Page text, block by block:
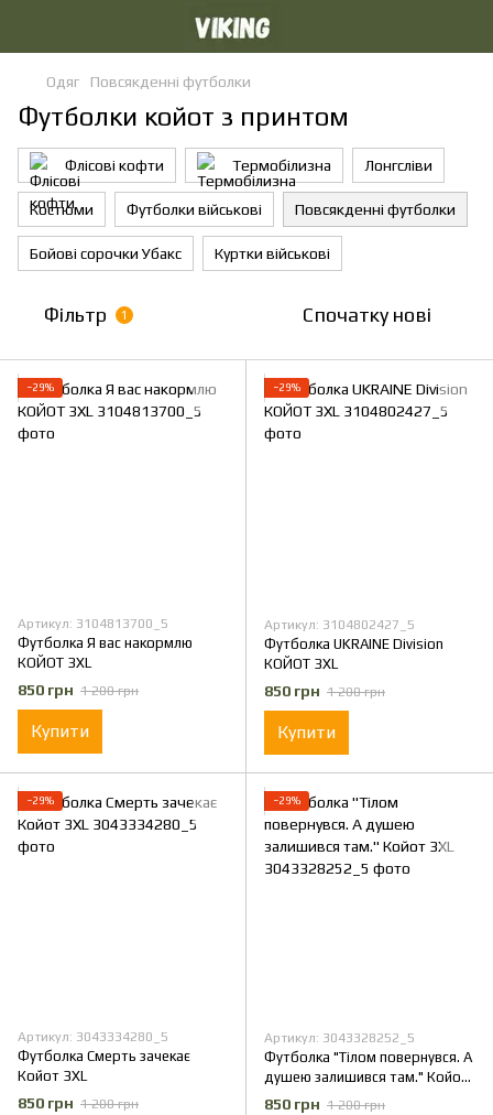
Одяг Повсякденні футболки
Футболки койот з принтом
Флісові кофти Термобілизна Лонгсліви
Костюми Футболки військові Повсякденні футболки
Бойові сорочки Убакс Куртки військові
Фільтр 1 Спочатку нові
−29%
Артикул: 3104813700_5
Футболка Я вас накормлю
КОЙОТ 3XL
850 грн 1 200 грн
Купити
−29%
Артикул: 3104802427_5
Футболка UKRAINE Division
КОЙОТ 3XL
850 грн 1 200 грн
Купити
−29%
Артикул: 3043334280_5
Футболка Смерть зачекає
Койот 3XL
850 грн 1 200 грн
−29%
Артикул: 3043328252_5
Футболка "Тілом повернувся. А
душею залишився там." Койот
3XL
850 грн 1 200 грн